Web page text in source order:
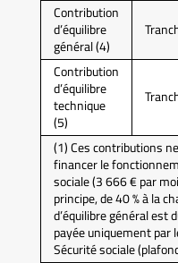
Contribution
d’équilibre
général (4)
Contribution
d’équilibre
technique
(5)
(1) Ces contributions
financer le
sociale (3 666 € par
principe, de 40 % à la
d’équilibre général est
payée uniquement par
Sécurité sociale